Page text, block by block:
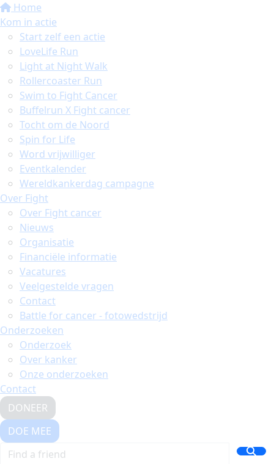
Home
Kom in actie
Start zelf een actie
LoveLife Run
Light at Night Walk
Rollercoaster Run
Swim to Fight Cancer
Buffelrun X Fight cancer
Tocht om de Noord
Spin for Life
Word vrijwilliger
Eventkalender
Wereldkankerdag campagne
Over Fight
Over Fight cancer
Nieuws
Organisatie
Financiële informatie
Vacatures
Veelgestelde vragen
Contact
Battle for cancer - fotowedstrijd
Onderzoeken
Onderzoek
Over kanker
Onze onderzoeken
Contact
DONEER
DOE MEE